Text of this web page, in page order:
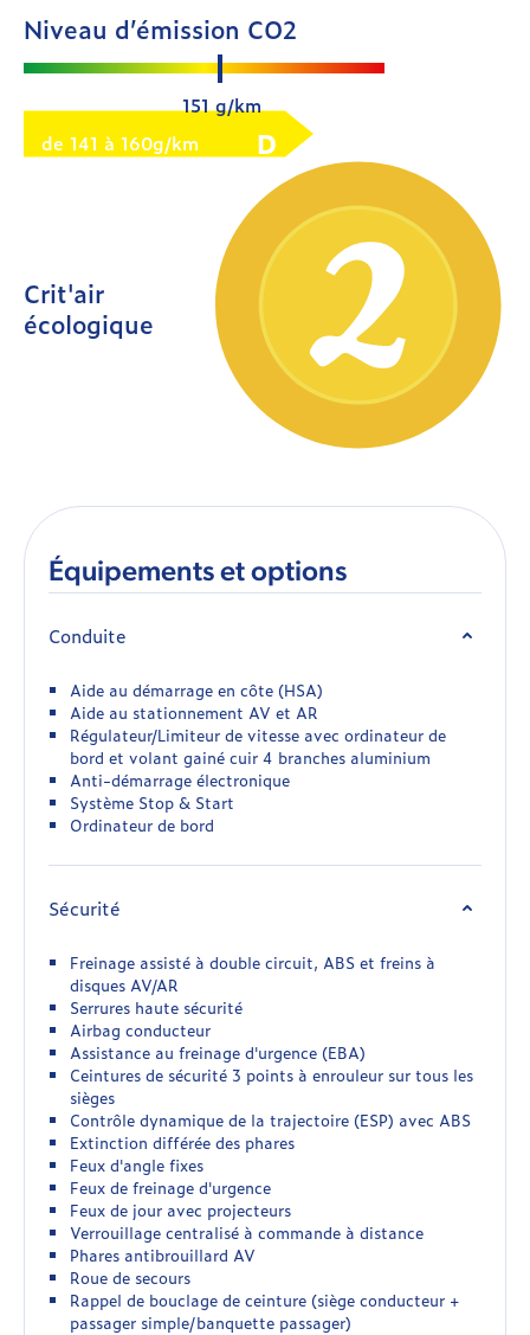
Niveau d’émission CO2
151 g/km
de 141 à 160g/km
D
Crit'air
écologique
Équipements et options
Conduite
Aide au démarrage en côte (HSA)
Aide au stationnement AV et AR
Régulateur/Limiteur de vitesse avec ordinateur de
bord et volant gainé cuir 4 branches aluminium
Anti-démarrage électronique
Système Stop & Start
Ordinateur de bord
Sécurité
Freinage assisté à double circuit, ABS et freins à
disques AV/AR
Serrures haute sécurité
Airbag conducteur
Assistance au freinage d'urgence (EBA)
Ceintures de sécurité 3 points à enrouleur sur tous les
sièges
Contrôle dynamique de la trajectoire (ESP) avec ABS
Extinction différée des phares
Feux d'angle fixes
Feux de freinage d'urgence
Feux de jour avec projecteurs
Verrouillage centralisé à commande à distance
Phares antibrouillard AV
Roue de secours
Rappel de bouclage de ceinture (siège conducteur +
passager simple/banquette passager)